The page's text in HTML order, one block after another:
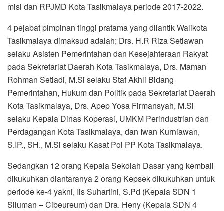
misi dan RPJMD Kota Tasikmalaya periode 2017-2022.
4 pejabat pimpinan tinggi pratama yang dilantik Walikota
Tasikmalaya dimaksud adalah; Drs. H.R Riza Setiawan
selaku Asisten Pemerintahan dan Kesejahteraan Rakyat
pada Sekretariat Daerah Kota Tasikmalaya, Drs. Maman
Rohman Setiadi, M.Si selaku Staf Akhli Bidang
Pemerintahan, Hukum dan Politik pada Sekretariat Daerah
Kota Tasikmalaya, Drs. Apep Yosa Firmansyah, M.Si
selaku Kepala Dinas Koperasi, UMKM Perindustrian dan
Perdagangan Kota Tasikmalaya, dan Iwan Kurniawan,
S.IP., SH., M.Si selaku Kasat Pol PP Kota Tasikmalaya.
Sedangkan 12 orang Kepala Sekolah Dasar yang kembali
dikukuhkan diantaranya 2 orang Kepsek dikukuhkan untuk
periode ke-4 yakni, Iis Suhartini, S.Pd (Kepala SDN 1
Siluman – Cibeureum) dan Dra. Heny (Kepala SDN 4